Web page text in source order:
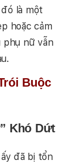
là một
hoặc cảm
nữ vẫn
Buộc
Khó Dứt
đã bị tổn